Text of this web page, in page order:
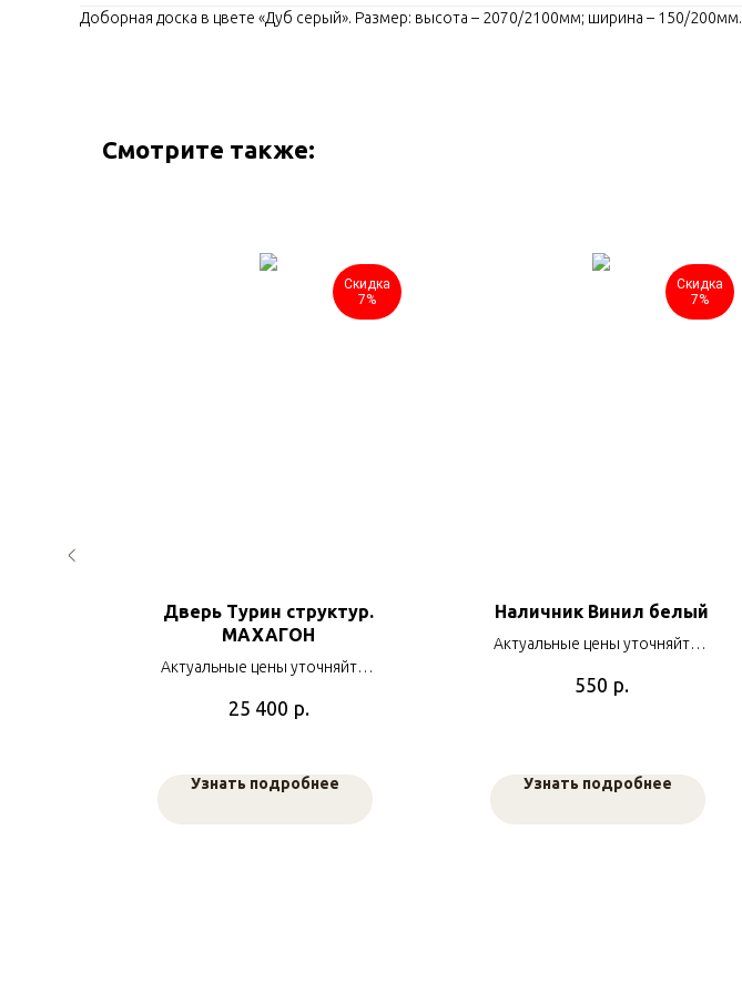
Доборная доска в цвете «Дуб серый». Размер: высота – 2070/2100мм; ширина – 150/200мм.
Смотрите также:
Скидка
7%
Дверь Турин структур.
МАХАГОН
Актуальные цены уточняйте у
25 400 р.
Узнать подробнее
Скидка
7%
Наличник Винил белый
Актуальные цены уточняйте у
550 р.
Узнать подробнее